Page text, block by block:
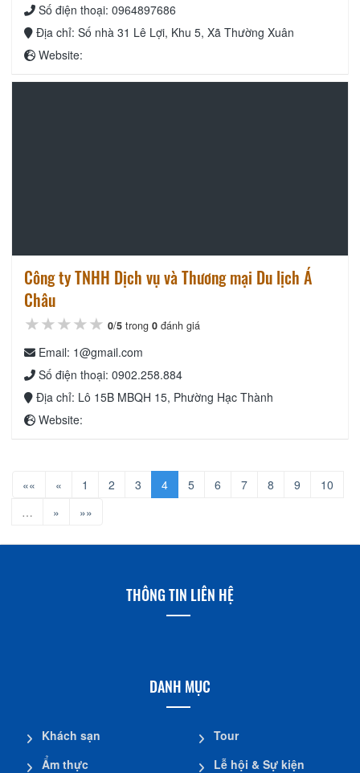
Số điện thoại: 0964897686
Địa chỉ: Số nhà 31 Lê Lợi, Khu 5, Xã Thường Xuân
Website:
Công ty TNHH Dịch vụ và Thương mại Du lịch Á
Châu
★★★★★
★★★★★
★★★★★ 0/5 trong 0 đánh giá
Email: 1@gmail.com
Số điện thoại: 0902.258.884
Địa chỉ: Lô 15B MBQH 15, Phường Hạc Thành
Website:
«« « 1 2 3 4 5 6 7 8 9
10
…
» »»
THÔNG TIN LIÊN HỆ
DANH MỤC
Khách sạn
Ẩm thực
Tour
Lễ hội & Sự kiện